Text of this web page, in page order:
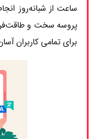
ساعت از شبانه‌روز
پروسه سخت و
برای تمامی کاربران